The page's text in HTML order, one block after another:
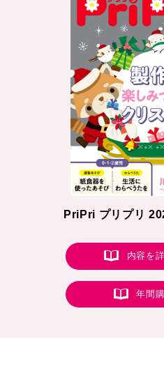
PriPri プリプリ
内容を
年間